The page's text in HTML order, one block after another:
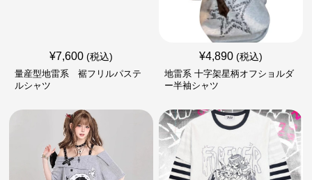
¥7,600 (税込)
量産型地雷系 裾フリルパステ
ルシャツ
¥4,890 (税込)
地雷系 十字架星柄オフショルダ
ー半袖シャツ